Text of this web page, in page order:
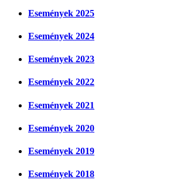
Események 2025
Események 2024
Események 2023
Események 2022
Események 2021
Események 2020
Események 2019
Események 2018